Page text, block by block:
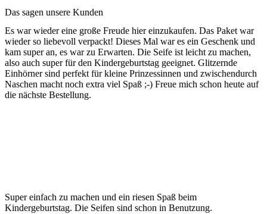
Das sagen unsere Kunden
Es war wieder eine große Freude hier einzukaufen. Das Paket war
wieder so liebevoll verpackt! Dieses Mal war es ein Geschenk und
kam super an, es war zu Erwarten. Die Seife ist leicht zu machen,
also auch super für den Kindergeburtstag geeignet. Glitzernde
Einhörner sind perfekt für kleine Prinzessinnen und zwischendurch
Naschen macht noch extra viel Spaß ;-) Freue mich schon heute auf
die nächste Bestellung.
Super einfach zu machen und ein riesen Spaß beim
Kindergeburtstag. Die Seifen sind schon in Benutzung.